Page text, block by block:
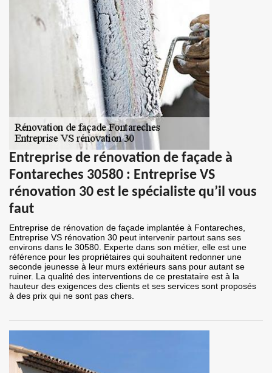
Entreprise de rénovation de façade à
Fontareches 30580 : Entreprise VS
rénovation 30 est le spécialiste qu’il vous
faut
Entreprise de rénovation de façade implantée à Fontareches,
Entreprise VS rénovation 30 peut intervenir partout sans ses
environs dans le 30580. Experte dans son métier, elle est une
référence pour les propriétaires qui souhaitent redonner une
seconde jeunesse à leur murs extérieurs sans pour autant se
ruiner. La qualité des interventions de ce prestataire est à la
hauteur des exigences des clients et ses services sont proposés
à des prix qui ne sont pas chers.